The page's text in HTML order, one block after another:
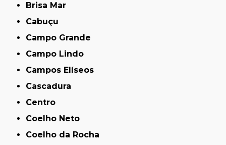
Brisa Mar
Cabuçu
Campo Grande
Campo Lindo
Campos Elíseos
Cascadura
Centro
Coelho Neto
Coelho da Rocha